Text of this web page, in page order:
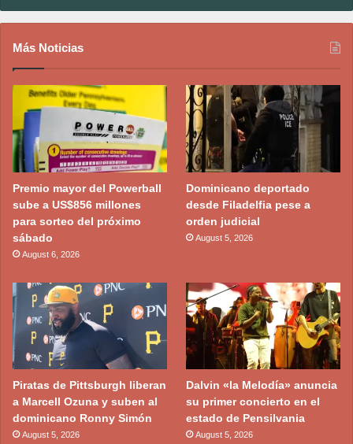
Más Noticias
Premio mayor del Powerball
sube a US$856 millones
para sorteo del próximo
sábado
August 6, 2026
Dominicano deportado
desde Filadelfia pese a
orden judicial
August 5, 2026
Piratas de Pittsburgh liberan
a Marcell Ozuna y suben al
dominicano Ronny Simón
August 5, 2026
Dalvin «la Melodía» anuncia
su primer concierto en el
estado de Pensilvania
August 5, 2026